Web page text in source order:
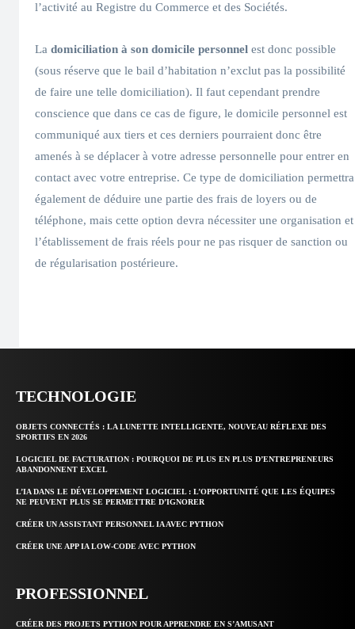
l’activité au Registre du Commerce et des Sociétés.
La domiciliation à son domicile personnel est donc possible
(sous réserve que le bail d’habitation n’exclut pas la possibilité
de faire une telle domiciliation). Il faut cependant prendre
conscience que dans ce cas de figure, le domicile personnel est
communiqué aux tiers et ces derniers pourraient donc être
amenés à se déplacer à votre adresse personnelle pour entrer en
contact avec votre entreprise. Ce type de domiciliation permettra
également de déduire une partie des frais de loyers ou de
téléphone, mais cette option devra nécessiter une organisation et
l’établissement de frais réels pour ne pas risquer de sanction ou
de régularisation postérieure.
TECHNOLOGIE
OBJETS CONNECTÉS : LA LUNETTE INTELLIGENTE, NOUVEAU RÉFLEXE DES
SPORTIFS EN 2026
LOGICIEL DE FACTURATION : POURQUOI DE PLUS EN PLUS D’ENTREPRENEURS
ABANDONNENT EXCEL
L’IA DANS LE DÉVELOPPEMENT LOGICIEL : L’OPPORTUNITÉ QUE LES ÉQUIPES
NE PEUVENT PLUS SE PERMETTRE D’IGNORER
CRÉER UN ASSISTANT PERSONNEL IA AVEC PYTHON
CRÉER UNE APP IA LOW-CODE AVEC PYTHON
PROFESSIONNEL
CRÉER DES PROJETS PYTHON POUR APPRENDRE EN S’AMUSANT